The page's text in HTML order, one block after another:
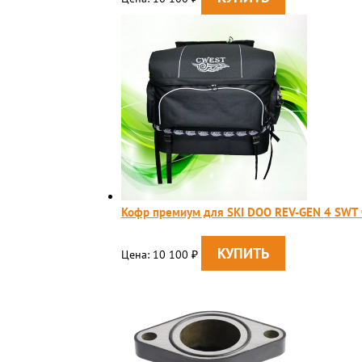
Кофр премиум для SKI DOO REV-GEN 4
Цена: 10 100 ₽